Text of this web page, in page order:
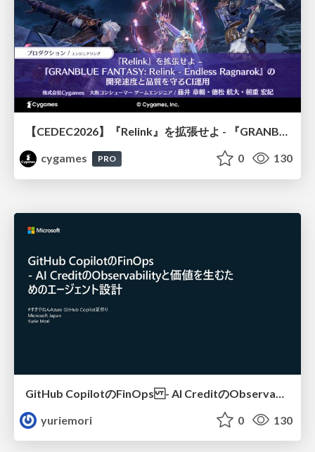
【CEDEC2026】『Relink』を拡張せよ - 『GRANBLUE FANTASY: Relink - Endless Ragnarok』の開発速度と品質を守るCI運用
cygames
PRO 0 130
yuriemori
0 130